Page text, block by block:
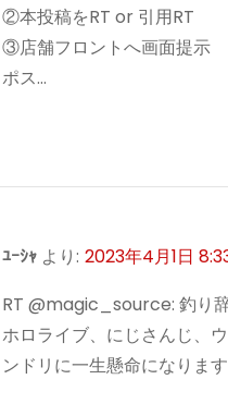
②本投稿をRT or 引用RT
③店舗フロントへ画面提示
ポス…
ﾕｰｼｬ より: 2023年4月1日
RT @magic_source: 釣り辞
ホロライブ、にじさんじ、
ンドリに一生懸命になります